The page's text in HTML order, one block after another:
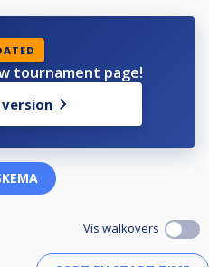
tournament page!
Vis walkovers